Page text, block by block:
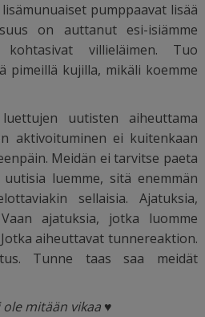
pumppaavat lisää
on auttanut esi-isiämme
villieläimen. Tuo
pimeillä kujilla, mikäli koemme
uutisten aiheuttama
aktivoituminen ei kuitenkaan
Meidän ei tarvitse paeta
luemme, sitä enemmän
sellaisia. Ajatuksia,
ajatuksia, jotka luomme
aiheuttavat tunnereaktion.
Tunne taas saa meidät
ole mitään vikaa ♥